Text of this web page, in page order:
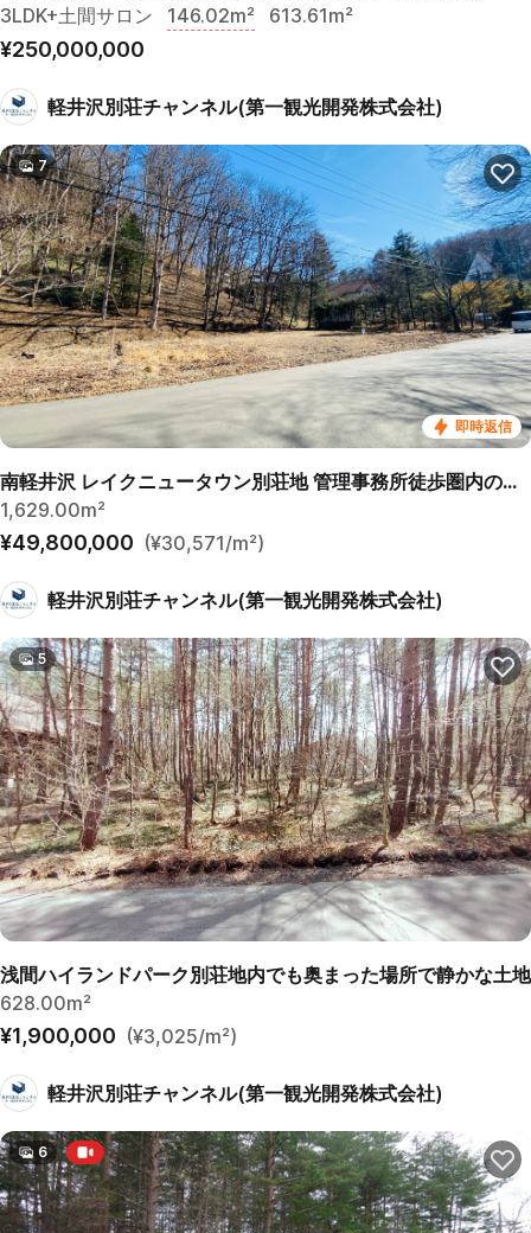
3LDK+土間サロン
146.02m² 613.61m²
¥250,000,000
軽井沢別荘チャンネル(第一観光開発株式会社)
即時返信
7
南軽井沢 レイクニュータウン別荘地 管理事務所徒歩圏内の売土地
1,629.00m²
¥49,800,000 (¥30,571/m²)
軽井沢別荘チャンネル(第一観光開発株式会社)
5
浅間ハイランドパーク別荘地内でも奥まった場所で静かな土地
628.00m²
¥1,900,000 (¥3,025/m²)
軽井沢別荘チャンネル(第一観光開発株式会社)
6